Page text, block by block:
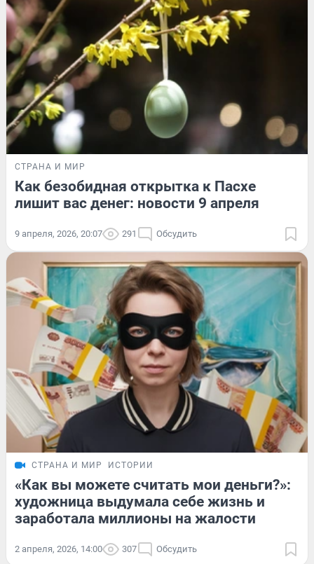
СТРАНА И МИР
Как безобидная открытка к Пасхе
лишит вас денег: новости 9 апреля
9 апреля, 2026, 20:07 291 Обсудить
СТРАНА И МИР ИСТОРИИ
«Как вы можете считать мои деньги?»:
художница выдумала себе жизнь и
заработала миллионы на жалости
2 апреля, 2026, 14:00 307 Обсудить